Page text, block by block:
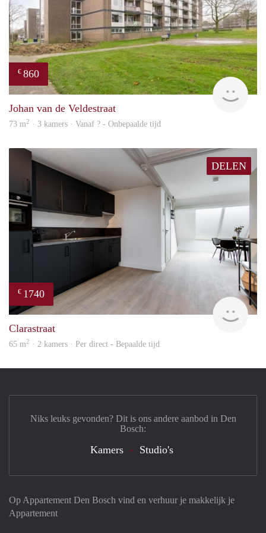
€ 860
rent
Johan van de Veldestraat
73 m2 · 3 kamers · Vanaf ? - Onbepaalde tijd
DELEN
€ 1740
Next
Clarastraat
65 m2 · 2 kamers · Per direct - Bepaalde tijd
Op Appartement Den Bosch vind en verhuur je makkelijk je
Appartement
Niks leuks gevonden? Dit is ons andere aanbod in Den
Bosch:
Kamers Studio's